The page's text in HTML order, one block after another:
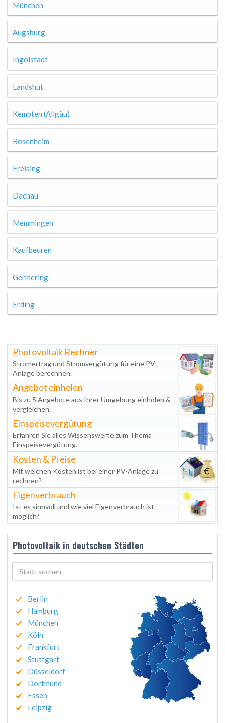
München
Augsburg
Ingolstadt
Landshut
Kempten (Allgäu)
Rosenheim
Freising
Dachau
Memmingen
Kaufbeuren
Germering
Erding
Photovoltaik Rechner
Stromertrag und Stromvergütung für eine PV-
Anlage berechnen.
Angebot einholen
Bis zu 5 Angebote aus Ihrer Umgebung einholen &
vergleichen.
Einspeisevergütung
Erfahren Sie alles Wissenswerte zum Thema
Einspeisevergütung.
Kosten & Preise
Mit welchen Kosten ist bei einer PV-Anlage zu
rechnen?
Eigenverbrauch
Ist es sinnvoll und wie viel Eigenverbrauch ist
möglich?
Photovoltaik in deutschen Städten
Berlin
Hamburg
München
Köln
Frankfurt
Stuttgart
Düsseldorf
Dortmund
Essen
Leipzig